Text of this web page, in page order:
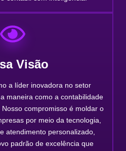
Visão
a líder inovadora no setor
maneira como a contabilidade
compromisso é moldar o
por meio da tecnologia,
atendimento personalizado,
padrão de excelência que